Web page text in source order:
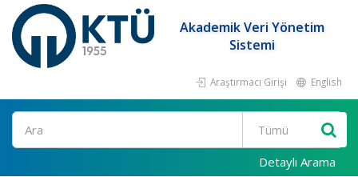
Akademik Veri Yönetim
Sistemi
Araştırmacı Girişi English
Ara
Detaylı Arama